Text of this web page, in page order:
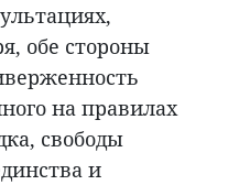
обе стороны
на правилах
свободы
и